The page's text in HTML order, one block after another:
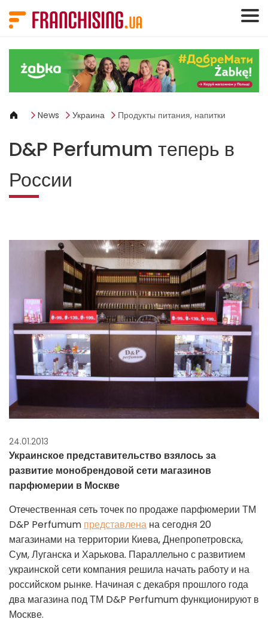
News Украина Продукты питания, напитки
D&P Perfumum теперь в
России
24.01.2013
Украинское представительство взялось за
развитие монобрендовой сети магазинов
парфюмерии в Москве
Отечественная сеть точек по продаже парфюмерии ТМ
D&P Perfumum представлена ​​на сегодня 20
магазинами на территории Киева, Днепропетровска,
Сум, Луганска и Харькова. Параллельно с развитием
украинской сети компания решила начать работу и на
российском рынке. Начиная с декабря прошлого года
два магазина под ТМ D&P Perfumum функционируют в
Москве.